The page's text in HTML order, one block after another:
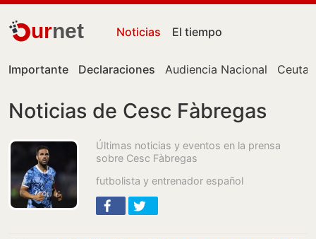
urnet Noticias El tiempo
Importante Declaraciones Audiencia Nacional Ceuta
Noticias de Cesc Fàbregas
Últimas noticias y eventos en la prensa
sobre Cesc Fàbregas
futbolista y entrenador español